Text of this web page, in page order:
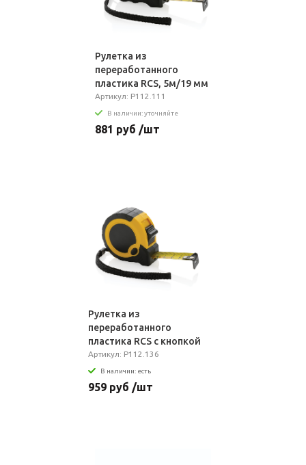
Рулетка из
переработанного
пластика RCS, 5м/19 мм
Артикул: P112.111
В наличии: уточняйте
881 руб /шт
Рулетка из
переработанного
пластика RCS с кнопкой
блокировки, 5м/19 мм
Артикул: P112.136
В наличии: есть
959 руб /шт